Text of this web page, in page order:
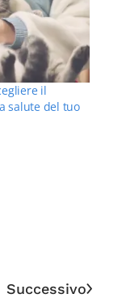
il
salute del tuo
Successivo